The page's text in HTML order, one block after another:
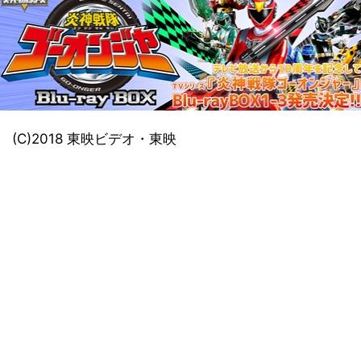
(C)2018 東映ビデオ・東映